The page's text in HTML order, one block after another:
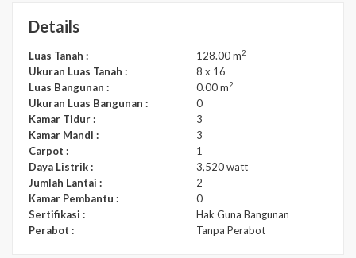
Details
Luas Tanah : 128.00 m2
Ukuran Luas Tanah :
8 x 16
Luas Bangunan :
0.00 m2
Ukuran Luas Bangunan :
0
Kamar Tidur :
3
Kamar Mandi :
3
Carpot :
1
Daya Listrik :
3,520 watt
Jumlah Lantai :
2
Kamar Pembantu :
0
Sertifikasi :
Hak Guna Bangunan
Perabot :
Tanpa Perabot